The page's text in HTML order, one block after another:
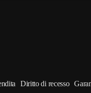
Diritto di recesso